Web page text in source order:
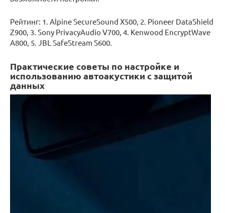
Рейтинг: 1. Alpine SecureSound X500, 2. Pioneer DataShield
Z900, 3. Sony PrivacyAudio V700, 4. Kenwood EncryptWave
A800, 5. JBL SafeStream S600.
Практические советы по настройке и
использованию автоакустики с защитой
данных